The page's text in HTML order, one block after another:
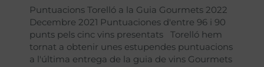
Puntuacions Torelló a la Guia Gourmets 2022
Decembre 2021 Puntuaciones d'entre 96 i 90
punts pels cinc vins presentats Torelló hem
tornat a obtenir unes estupendes puntuacions
a l'última entrega de la guia de vins Gourmets